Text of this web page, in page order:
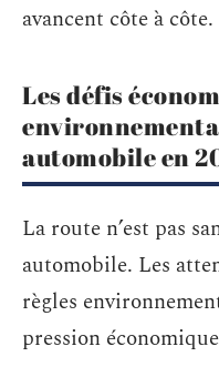
avancent côte à côte.
Les défis
automobile en
La route n’est pas
automobile. Les
règles
pression